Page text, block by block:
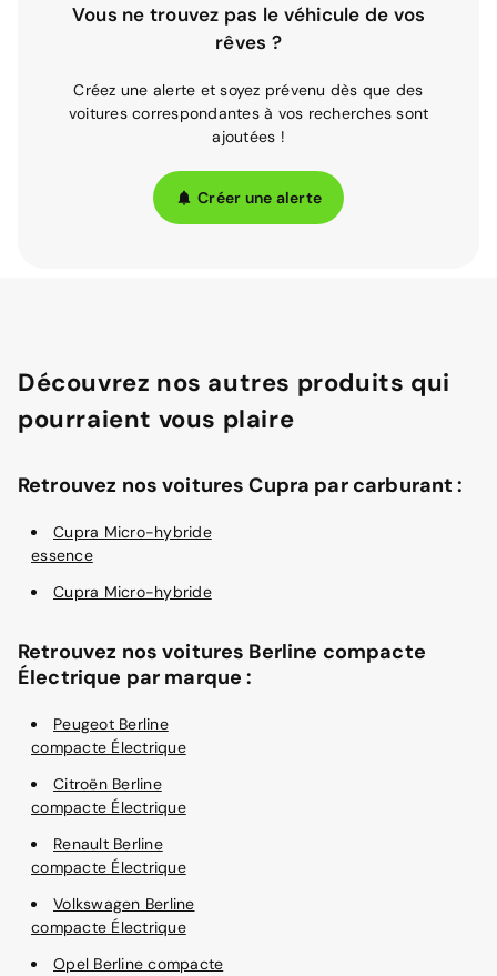
Vous ne trouvez pas le véhicule de vos
rêves ?
Créez une alerte et soyez prévenu dès que des
voitures correspondantes à vos recherches sont
ajoutées !
Créer une alerte
Découvrez nos autres produits qui
pourraient vous plaire
Retrouvez nos voitures Cupra par carburant :
Cupra Micro-hybride
essence
Cupra Micro-hybride
Retrouvez nos voitures Berline compacte
Électrique par marque :
Peugeot Berline
compacte Électrique
Citroën Berline
compacte Électrique
Renault Berline
compacte Électrique
Volkswagen Berline
compacte Électrique
Opel Berline compacte